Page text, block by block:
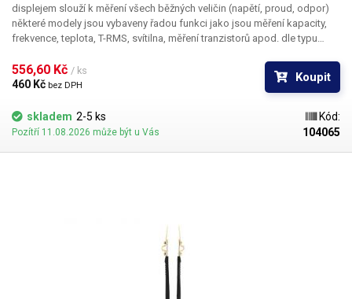
displejem slouží k měření všech běžných veličin (napětí, proud, odpor)
některé modely jsou vybaveny řadou funkci jako jsou měření kapacity,
frekvence, teplota, T-RMS, svítilna, měření tranzistorů apod. dle typu
přístroje při měření a opravách elektrospotřebičů, kancelářské techniky,
rozvodů el. energie v budovách, elektroinstalacích automobilů, nebo při
jsou vybaveny zdířkami, do kterých se připojí měřící šnůry s hroty,
pomocí, kterých je následně prováděno měření, veškeré naměřené
/ DC 400mA Měření odporu 40MOhm Měření kapacity 100uF Kmitočet
100kHz Střída: 0.1 - 99% Automatické nastavování rozsahu Test diod
Akustický test vodivosti (prozvánění) Indikace slabé baterie REL
hodnota Sleep mód Data Hold Pevně připojené měřicí šňůry
možné za příplatek (není zahrnut v ceně výrobku) dodat kalibrační
556,60 Kč / ks
460 Kč bez DPH
Koupit
skladem 2-5 ks
Pozítří 11.08.2026 může být u Vás
Kód:
104065